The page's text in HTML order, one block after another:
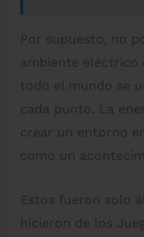
Por supuesto, no
ambiente eléctrico
todo el mundo se
cada punto. La
crear un entorno
como un
Estos fueron solo
hicieron de los